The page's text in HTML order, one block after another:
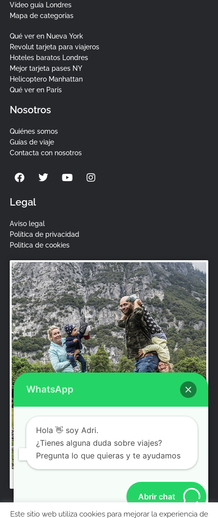
Vídeo guía Londres
Mapa de categorías
Qué ver en Nueva York
Revolut tarjeta para viajeros
Hoteles baratos Londres
Mejor tarjeta pases NY
Helicoptero Manhattan
Qué ver en París
Nosotros
Quiénes somos
Guías de viaje
Contacta con nosotros
F
a
e
b
o
o
k
T
w
e
r
Y
o
e
I
n
Legal
Aviso legal
Política de privacidad
Politica de cookies
© Molaviajar 2008 – 2026. El contenido e imágenes
Este sitio web utiliza cookies para mejorar la experiencia de
WhatsApp
Hola 👋 soy Adri.
¿Tienes alguna duda sobre viajes?
Pregunta lo que quieras y te ayudamos
Abrir chat